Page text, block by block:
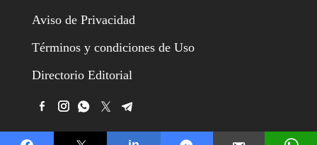
Aviso de Privacidad
Términos y condiciones de Uso
Directorio Editorial